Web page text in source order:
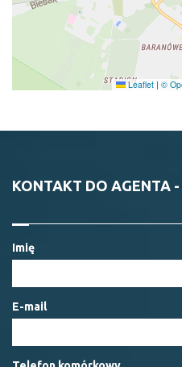
Leaflet | ©
KONTAKT DO AGENTA
Imię
E-mail